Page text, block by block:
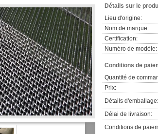
Détails sur le
Lieu d'origine:
Nom de marque:
Certification:
Numéro de modèle:
Conditions de
Quantité de
Prix:
Détails d'emballage:
Délai de livraison:
Conditions de